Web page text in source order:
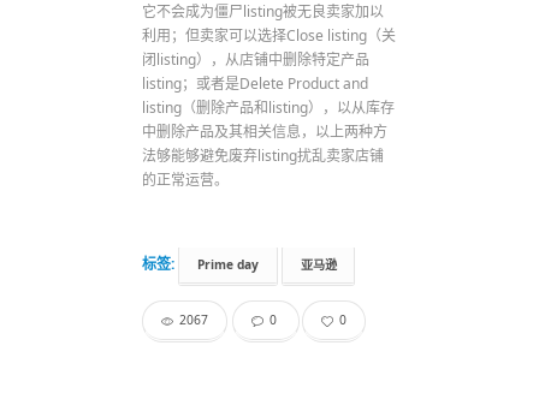
它不会成为僵尸listing被无良卖家加以
利用；但卖家可以选择Close listing（关
闭listing），从店铺中删除特定产品
listing；或者是Delete Product and
listing（删除产品和listing），以从库存
中删除产品及其相关信息，以上两种方
法够能够避免废弃listing扰乱卖家店铺
的正常运营。
标签: Prime day 亚马逊
2067 0 0